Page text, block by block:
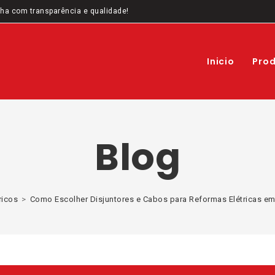
com transparência e qualidade!
Inicio
Blog
> Como Escolher Disjuntores e Cabos para Reformas Elétricas